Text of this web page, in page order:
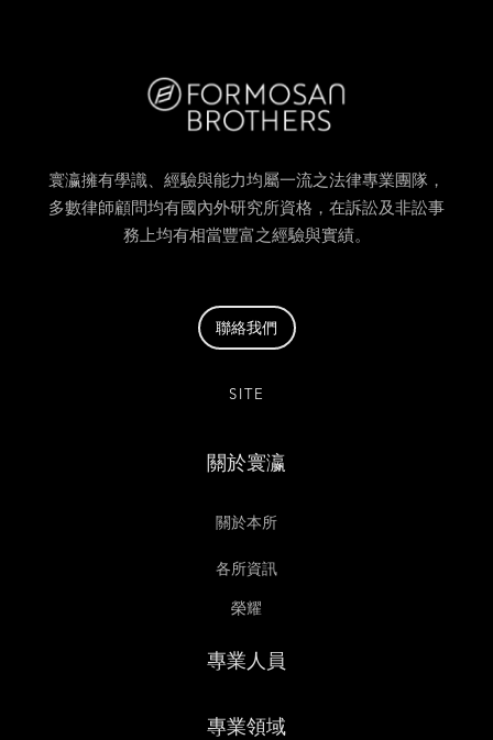
寰瀛擁有學識、經驗與能力均屬一流之法律專業團隊，
多數律師顧問均有國內外研究所資格，在訴訟及非訟事
務上均有相當豐富之經驗與實績。
聯絡我們
SITE
關於寰瀛
關於本所
各所資訊
榮耀
專業人員
專業領域